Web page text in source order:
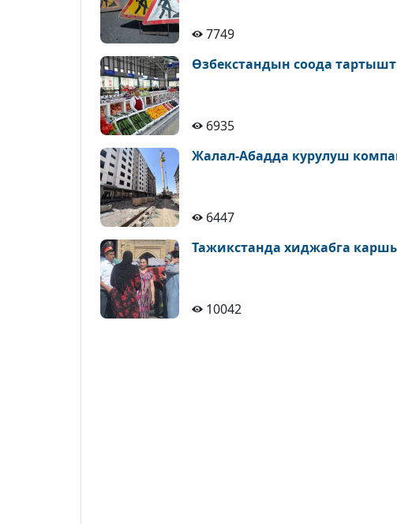
7749
Өзбекстандын соода
6935
Жалал-Абадда курулуш
6447
Тажикстанда хиджабга
10042